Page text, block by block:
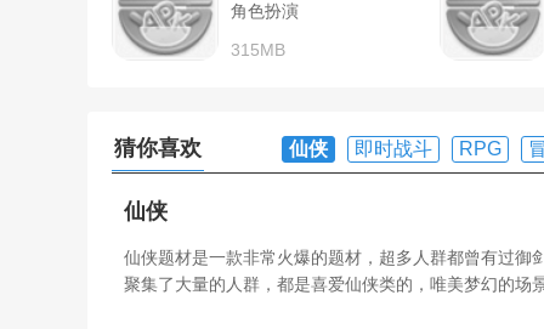
角色扮演
315MB
猜你喜欢 仙侠 即时战斗 RPG
仙侠
仙侠题材是一款非常火爆的题材，超多人群都曾有过
聚集了大量的人群，都是喜爱仙侠类的，唯美梦幻的